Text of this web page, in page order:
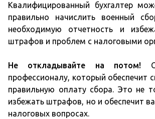
Квалифицированный бухгалтер
правильно начислить военный
необходимую отчетность и
штрафов и проблем с налоговыми
Не откладывайте на потом!
профессионалу, который обеспечит
правильную оплату сбора. Это не
избежать штрафов, но и обеспечит
налоговых вопросах.